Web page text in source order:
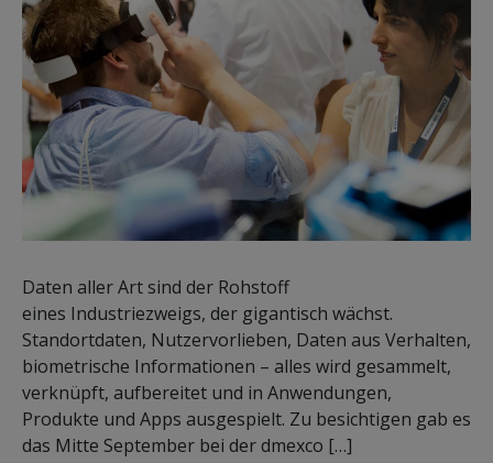
Daten aller Art sind der Rohstoff
eines Industriezweigs, der gigantisch wächst.
Standortdaten, Nutzervorlieben, Daten aus Verhalten,
biometrische Informationen – alles wird gesammelt,
verknüpft, aufbereitet und in Anwendungen,
Produkte und Apps ausgespielt. Zu besichtigen gab es
das Mitte September bei der dmexco […]